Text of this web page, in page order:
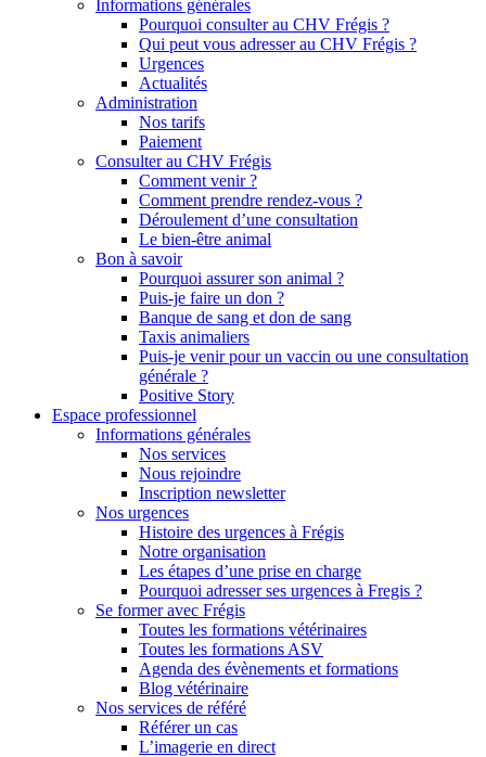
Informations générales
Pourquoi consulter au CHV Frégis ?
Qui peut vous adresser au CHV Frégis ?
Urgences
Actualités
Administration
Nos tarifs
Paiement
Consulter au CHV Frégis
Comment venir ?
Comment prendre rendez-vous ?
Déroulement d’une consultation
Le bien-être animal
Bon à savoir
Pourquoi assurer son animal ?
Puis-je faire un don ?
Banque de sang et don de sang
Taxis animaliers
Puis-je venir pour un vaccin ou une consultation
générale ?
Positive Story
Espace professionnel
Informations générales
Nos services
Nous rejoindre
Inscription newsletter
Nos urgences
Histoire des urgences à Frégis
Notre organisation
Les étapes d’une prise en charge
Pourquoi adresser ses urgences à Fregis ?
Se former avec Frégis
Toutes les formations vétérinaires
Toutes les formations ASV
Agenda des évènements et formations
Blog vétérinaire
Nos services de référé
Référer un cas
L’imagerie en direct